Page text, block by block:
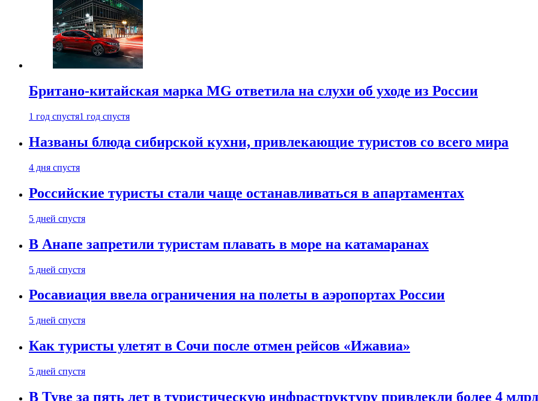
Британо-китайская марка MG ответила на слухи об уходе из России
1 год спустя1 год спустя
Названы блюда сибирской кухни, привлекающие туристов со всего мира
4 дня спустя
Российские туристы стали чаще останавливаться в апартаментах
5 дней спустя
В Анапе запретили туристам плавать в море на катамаранах
5 дней спустя
Росавиация ввела ограничения на полеты в аэропортах России
5 дней спустя
Как туристы улетят в Сочи после отмен рейсов «Ижавиа»
5 дней спустя
В Туве за пять лет в туристическую инфраструктуру привлекли более 4